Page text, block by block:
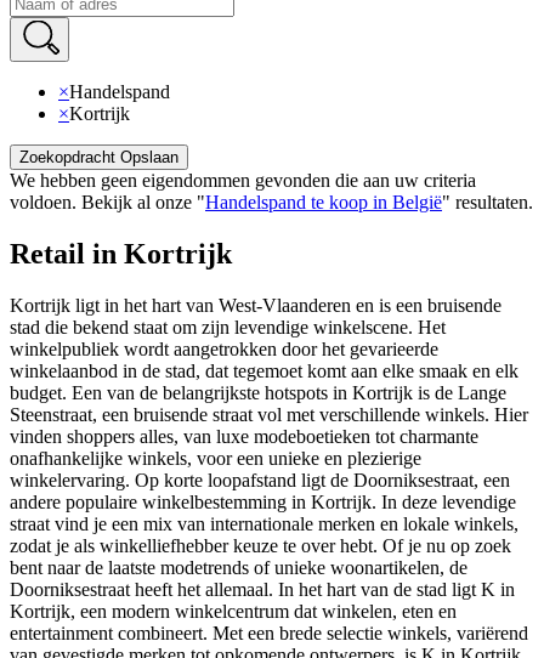
×Handelspand
×Kortrijk
Zoekopdracht Opslaan
We hebben geen eigendommen gevonden die aan uw criteria
voldoen. Bekijk al onze "Handelspand te koop in België" resultaten.
Retail in Kortrijk
Kortrijk ligt in het hart van West-Vlaanderen en is een bruisende
stad die bekend staat om zijn levendige winkelscene. Het
winkelpubliek wordt aangetrokken door het gevarieerde
winkelaanbod in de stad, dat tegemoet komt aan elke smaak en elk
budget. Een van de belangrijkste hotspots in Kortrijk is de Lange
Steenstraat, een bruisende straat vol met verschillende winkels. Hier
vinden shoppers alles, van luxe modeboetieken tot charmante
onafhankelijke winkels, voor een unieke en plezierige
winkelervaring. Op korte loopafstand ligt de Doorniksestraat, een
andere populaire winkelbestemming in Kortrijk. In deze levendige
straat vind je een mix van internationale merken en lokale winkels,
zodat je als winkelliefhebber keuze te over hebt. Of je nu op zoek
bent naar de laatste modetrends of unieke woonartikelen, de
Doorniksestraat heeft het allemaal. In het hart van de stad ligt K in
Kortrijk, een modern winkelcentrum dat winkelen, eten en
entertainment combineert. Met een brede selectie winkels, variërend